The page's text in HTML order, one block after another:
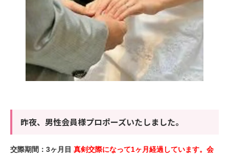
昨夜、男性会員様プロポーズいたしました。
交際期間：3ヶ月目 真剣交際になって1ヶ月経過しています。会